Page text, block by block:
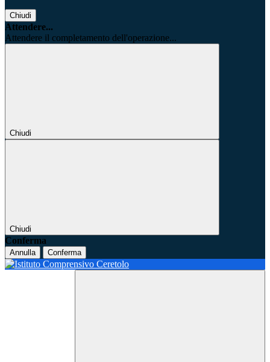
Chiudi
Attendere...
Attendere il completamento dell'operazione...
Chiudi
Chiudi
Conferma
Annulla Conferma